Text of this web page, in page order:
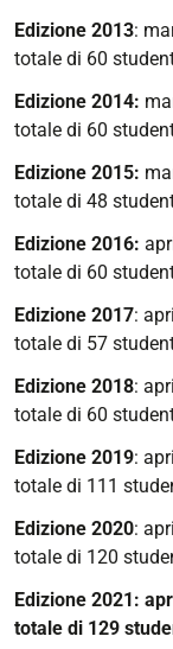
Edizione 2013:
totale di 60
Edizione 2014:
totale di 60
Edizione 2015:
totale di 48
Edizione 2016:
totale di 60
Edizione 2017:
totale di 57
Edizione 2018:
totale di 60
Edizione 2019:
totale di 111
Edizione 2020:
totale di 120
Edizione 2021:
totale di 129